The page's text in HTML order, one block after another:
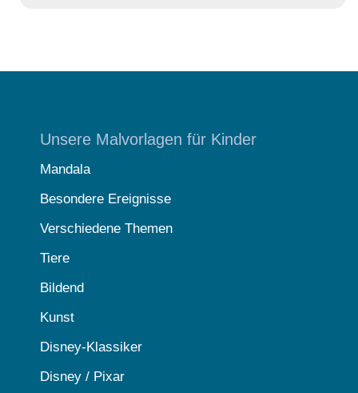
Unsere Malvorlagen für Kinder
Mandala
Besondere Ereignisse
Verschiedene Themen
Tiere
Bildend
Kunst
Disney-Klassiker
Disney / Pixar